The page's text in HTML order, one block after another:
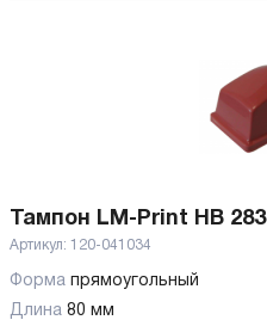
Тампон LM-Print HB 283
Артикул: 120-041034
Форма прямоугольный
Длина 80 мм